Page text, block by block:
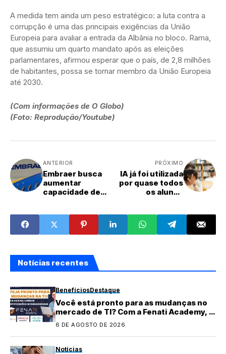
A medida tem ainda um peso estratégico: a luta contra a
corrupção é uma das principais exigências da União
Europeia para avaliar a entrada da Albânia no bloco. Rama,
que assumiu um quarto mandato após as eleições
parlamentares, afirmou esperar que o país, de 2,8 milhões
de habitantes, possa se tornar membro da União Europeia
até 2030.
(Com informações de O Globo)
(Foto: Reprodução/Youtube)
ANTERIOR
Embraer busca
aumentar
capacidade de
pedidos
PRÓXIMO
IA já foi utilizada
por quase todos
os alunos
Notícias recentes
BenefíciosDestaque
Você está pronto para as mudanças no
mercado de TI? Com a Fenati Academy, é
fácil se atualizar!
6 DE AGOSTO DE 2026
Notícias